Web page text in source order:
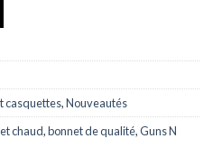
casquettes,Nouveautés
chaud,bonnet de qualité,Guns N